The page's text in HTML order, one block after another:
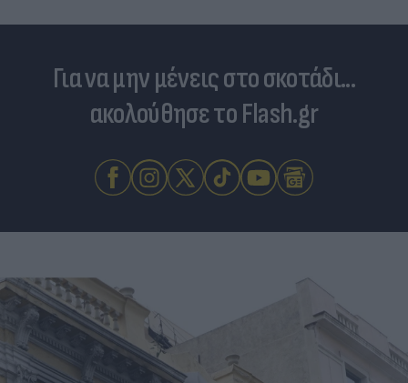
Για να μην μένεις στο σκοτάδι...
ακολούθησε το Flash.gr